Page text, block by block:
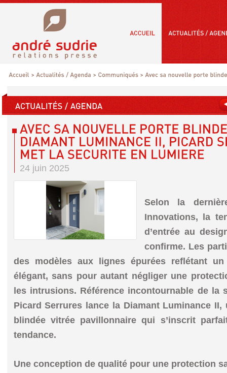
24 juin 2025
Selon la
Innovations, la
d’entrée au
confirme. Les
des modèles aux lignes épurées reflétant
élégant, sans pour autant négliger une
les intrusions. Référence incontournable de la
Picard Serrures lance la Diamant Luminance
blindée vitrée pavillonnaire qui s’inscrit
tendance.
Une conception de qualité pour une protection